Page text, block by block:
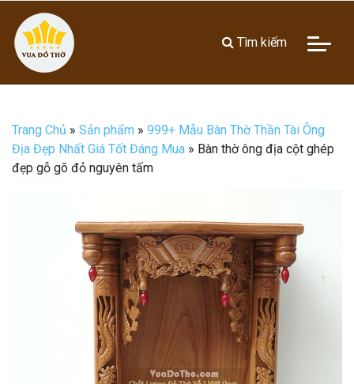
Tìm kiếm
Trang Chủ » Sản phẩm » 999+ Mẫu Bàn Thờ Thần Tài Ông
Địa Đẹp Nhất Giá Tốt Đáng Mua » Bàn thờ ông địa cột ghép
đẹp gỗ gõ đỏ nguyên tấm